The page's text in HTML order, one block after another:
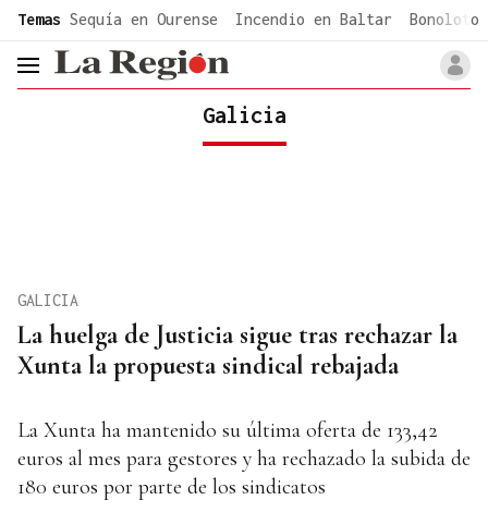
common.go-to-content
Temas Sequía en Ourense Incendio en Baltar Bonoloto
header.menu.open
Galicia
La huelga de Justicia sigue tras rechazar la
Xunta la propuesta sindical rebajada
GALICIA
La Xunta ha mantenido su última oferta de 133,42
euros al mes para gestores y ha rechazado la subida de
180 euros por parte de los sindicatos